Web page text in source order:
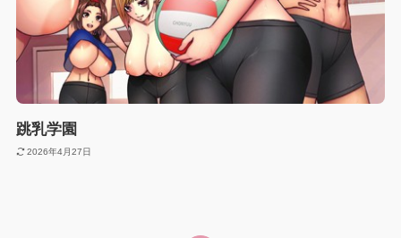
跳乳学園
2026年4月27日